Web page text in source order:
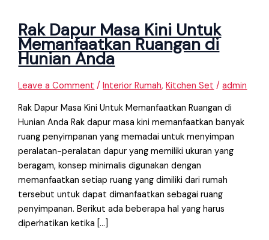
Rak Dapur Masa Kini Untuk
Memanfaatkan Ruangan di
Hunian Anda
Leave a Comment /Interior Rumah,Kitchen Set /admin
Rak Dapur Masa Kini Untuk Memanfaatkan Ruangan di
Hunian Anda Rak dapur masa kini memanfaatkan banyak
ruang penyimpanan yang memadai untuk menyimpan
peralatan-peralatan dapur yang memiliki ukuran yang
beragam, konsep minimalis digunakan dengan
memanfaatkan setiap ruang yang dimiliki dari rumah
tersebut untuk dapat dimanfaatkan sebagai ruang
penyimpanan. Berikut ada beberapa hal yang harus
diperhatikan ketika […]